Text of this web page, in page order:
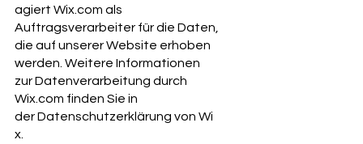
agiert Wix.com als
Auftragsverarbeiter für die Daten,
die auf unserer Website erhoben
werden. Weitere Informationen
zur Datenverarbeitung durch
Wix.com finden Sie in
der Datenschutzerklärung von Wi
x.